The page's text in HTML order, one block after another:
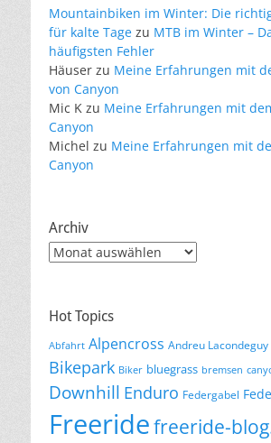
Mountainbiken im Winter: Die
für kalte Tage zu MTB im Winter –
häufigsten Fehler
Häuser zu Meine Erfahrungen mit
von Canyon
Mic K zu Meine Erfahrungen mit
Canyon
Michel zu Meine Erfahrungen mit
Canyon
Archiv
Archiv
Hot Topics
Abfahrt Alpencross Andreu Lacondeguy
Bikepark Biker bluegrass bremsen
Downhill Enduro Federgabel
Freeridefreeride-